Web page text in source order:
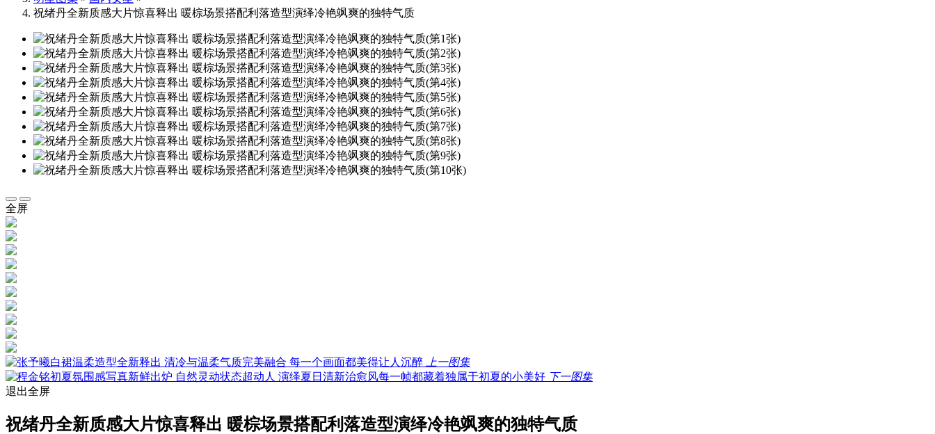
祝绪丹全新质感大片惊喜释出 暖棕场景搭配利落造型演绎冷艳飒爽的独特气质
全屏
上一图集
下一图集
退出全屏
祝绪丹全新质感大片惊喜释出 暖棕场景搭配利落造型演绎冷艳飒爽的独特气质